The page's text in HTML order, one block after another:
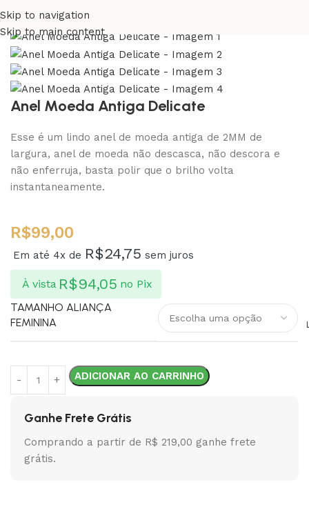
Skip to navigation
Skip to main content
Anel Moeda Antiga Delicate
Esse é um lindo anel de moeda antiga de 2MM de
largura, anel de moeda não descasca, não descora e
não enferruja, basta polir que o brilho volta
instantaneamente.
R$99,00
Em até 4x de R$24,75 sem juros
À vista R$94,05 no Pix
TAMANHO ALIANÇA
FEMININA
ADICIONAR AO CARRINHO
Ganhe Frete Grátis
Comprando a partir de R$ 219,00 ganhe frete
grátis.